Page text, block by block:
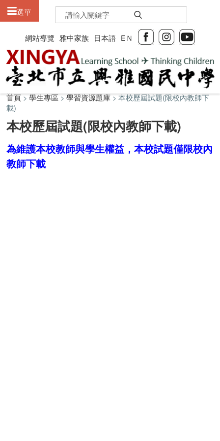
網站導覽 雅中家族 日本語 EＮ
選單
:::
:::
本校歷屆試題(限校內教師下載)
首頁>學生專區>學習資源題庫> 本校歷屆試題(限校內教師下
載)
為維護本校教師與學生權益，本校試題僅限校內
教師下載